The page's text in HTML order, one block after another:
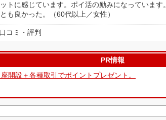
ットに感じています。ポイ活の励みになっていま
も良かった。（60代以上／女性）
コミ・評判
PR情報
開設＋各種取引でポイントプレゼント。